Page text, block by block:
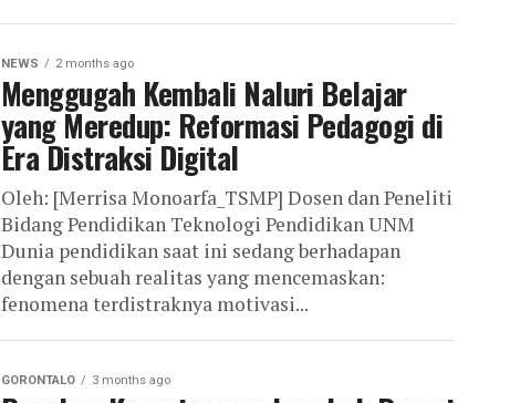
NEWS 2 months ago
Menggugah Kembali Naluri Belajar
yang Meredup: Reformasi Pedagogi di
Era Distraksi Digital
Oleh: [Merrisa Monoarfa_TSMP] Dosen dan Peneliti
Bidang Pendidikan Teknologi Pendidikan UNM
Dunia pendidikan saat ini sedang berhadapan
dengan sebuah realitas yang mencemaskan:
fenomena terdistraknya motivasi...
GORONTALO 3 months ago